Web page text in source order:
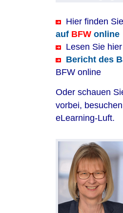
Hier finden
auf BFW online
Lesen Sie
Bericht des
BFW online
Oder schauen
vorbei,
eLearning-Luft.